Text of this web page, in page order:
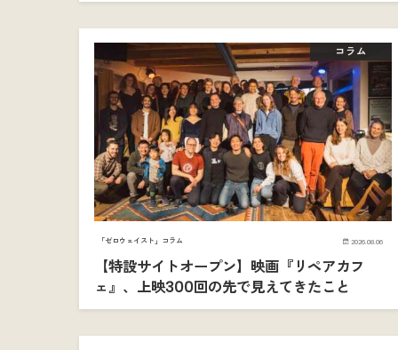
コラム
「ゼロウェイスト」コラム 2026.08.06
【特設サイトオープン】映画『リペアカフ
ェ』、上映300回の先で見えてきたこと